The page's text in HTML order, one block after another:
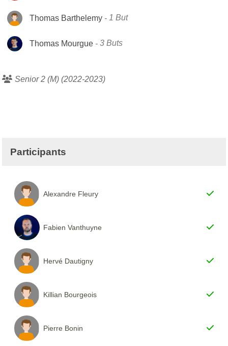
Thomas Barthelemy 1 But
Thomas Mourgue 3 Buts
Senior 2 (M) (2022-2023)
Participants
Alexandre Fleury
Fabien Vanthuyne
Hervé Dautigny
Killian Bourgeois
Pierre Bonin